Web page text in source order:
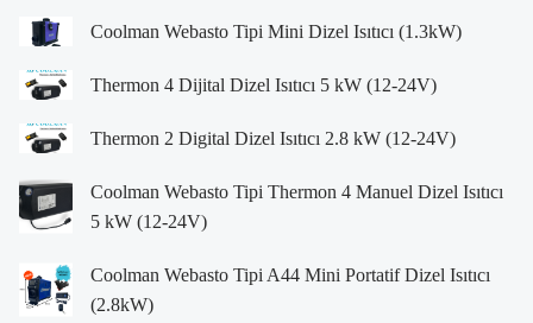
Coolman Webasto Tipi Mini Dizel Isıtıcı (1.3kW)
Thermon 4 Dijital Dizel Isıtıcı 5 kW (12-24V)
Thermon 2 Digital Dizel Isıtıcı 2.8 kW (12-24V)
Coolman Webasto Tipi Thermon 4 Manuel Dizel Isıtıcı
5 kW (12-24V)
Coolman Webasto Tipi A44 Mini Portatif Dizel Isıtıcı
(2.8kW)